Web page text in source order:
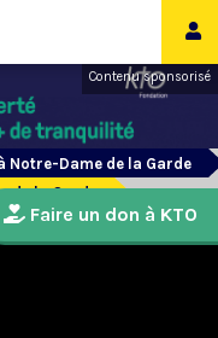
Contenu sponsorisé
Notre-Dame de la Garde
de la Garde
Faire un don à KTO